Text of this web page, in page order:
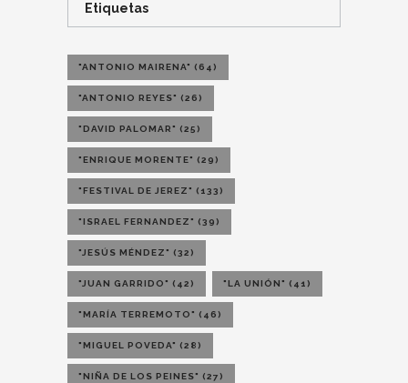
Etiquetas
"ANTONIO MAIRENA" (64)
"ANTONIO REYES" (26)
"DAVID PALOMAR" (25)
"ENRIQUE MORENTE" (29)
"FESTIVAL DE JEREZ" (133)
"ISRAEL FERNANDEZ" (39)
"JESÚS MÉNDEZ" (32)
"JUAN GARRIDO" (42) "LA UNIÓN" (41)
"MARÍA TERREMOTO" (46)
"MIGUEL POVEDA" (28)
"NIÑA DE LOS PEINES" (27)